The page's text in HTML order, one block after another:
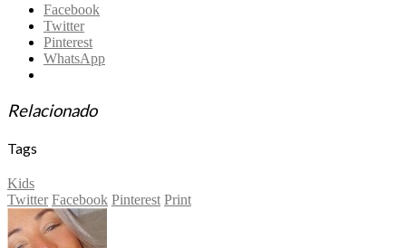
Facebook
Twitter
Pinterest
WhatsApp
Relacionado
Tags
Kids
Twitter Facebook Pinterest Print